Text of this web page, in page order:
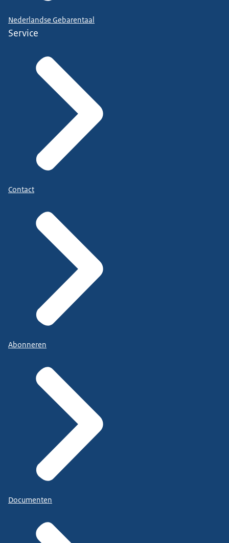
Nederlandse Gebarentaal
Service
Contact
Abonneren
Documenten